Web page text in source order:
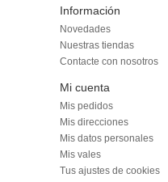
Información
Novedades
Nuestras tiendas
Contacte con nosotros
Mi cuenta
Mis pedidos
Mis direcciones
Mis datos personales
Mis vales
Tus ajustes de cookies